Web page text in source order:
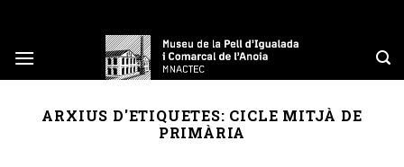
content
ARXIUS D'ETIQUETES: CICLE MITJÀ DE
PRIMÀRIA